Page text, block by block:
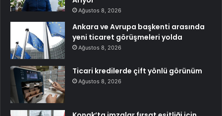
Ağustos 8, 2026
Ankara ve Avrupa başkenti arasında
yeni ticaret görüşmeleri yolda
Ağustos 8, 2026
Ticari kredilerde çift yönlü görünüm
Ağustos 8, 2026